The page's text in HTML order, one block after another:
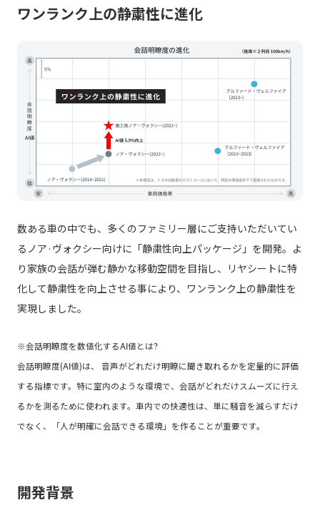
ワンランク上の静粛性に進化
数ある車の中でも、多くのファミリー層にご支持いただいてい
るノア·ヴォクシー向けに「静粛性向上パッケージ」を開発。よ
り家族の会話が弾む静かな移動空間を目指し、リヤシートに特
化して静粛性を向上させる事により、ワンランク上の静粛性を
実現しました。
※会話明瞭度を数値化するAI値とは?
会話明瞭度(AI値)は、 音声がどれだけ明瞭に聞き取れるかを定量的に評価
する指標です。特に室内のような環境で、会話がどれだけスムーズに行え
るかを測るために使われます。車内での快適性は、単に騒音を減らすだけ
でなく、「人が明確に会話できる環境」を作ることが重要です。
開発背景